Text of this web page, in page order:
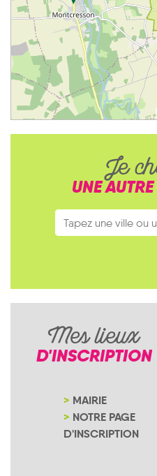
Je
UNE
Mes lieux
D'INSCRIPTION
MAIRIE
NOTRE PAGE
D'INSCRIPTION